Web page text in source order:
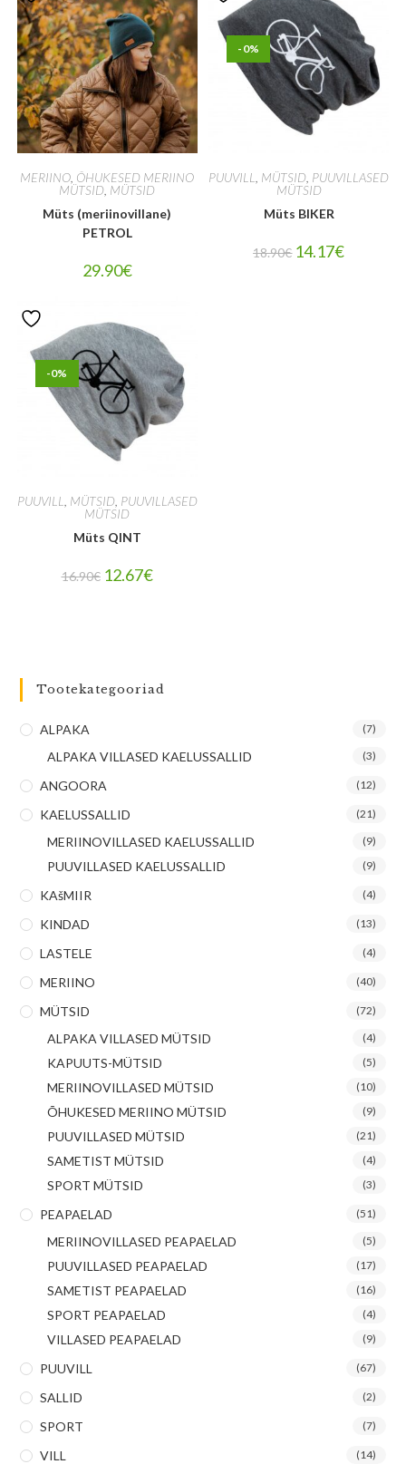
MERIINO ÕHUKESED MERIINO
MÜTSID MÜTSID
Müts (meriinovillane)
PETROL
29.90€
-0%
PUUVILL MÜTSID PUUVILLASED
MÜTSID
Müts BIKER
18.90€ 14.17€
-0%
PUUVILL MÜTSID, PUUVILLASED
MÜTSID
Müts QINT
16.90€ 12.67€
Tootekategooriad
ALPAKA (7)
ALPAKA VILLASED KAELUSSALLID (3)
ANGOORA (12)
KAELUSSALLID (21)
MERIINOVILLASED KAELUSSALLID (9)
PUUVILLASED KAELUSSALLID (9)
KAšMIIR (4)
KINDAD (13)
LASTELE (4)
MERIINO (40)
MÜTSID (72)
ALPAKA VILLASED MÜTSID (4)
KAPUUTS-MÜTSID (5)
MERIINOVILLASED MÜTSID (10)
ÕHUKESED MERIINO MÜTSID (9)
PUUVILLASED MÜTSID (21)
SAMETIST MÜTSID (4)
SPORT MÜTSID (3)
PEAPAELAD (51)
MERIINOVILLASED PEAPAELAD (5)
PUUVILLASED PEAPAELAD (17)
SAMETIST PEAPAELAD (16)
SPORT PEAPAELAD (4)
VILLASED PEAPAELAD (9)
PUUVILL (67)
SALLID (2)
SPORT (7)
VILL (14)